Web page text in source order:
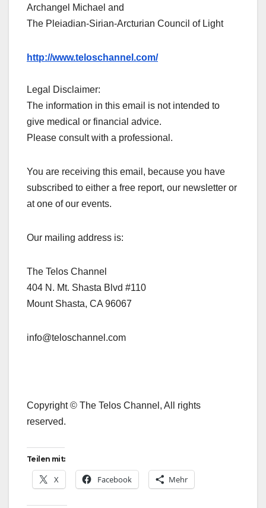
Archangel Michael and
The Pleiadian-Sirian-Arcturian Council of Light
http://www.teloschannel.com/
Legal Disclaimer:
The information in this email is not intended to
give medical or financial advice.
Please consult with a professional.
You are receiving this email, because you have
subscribed to either a free report, our newsletter or
at one of our events.
Our mailing address is:
The Telos Channel
404 N. Mt. Shasta Blvd #110
Mount Shasta, CA 96067
info@teloschannel.com
Copyright © The Telos Channel, All rights
reserved.
Teilen mit:
X Facebook Mehr